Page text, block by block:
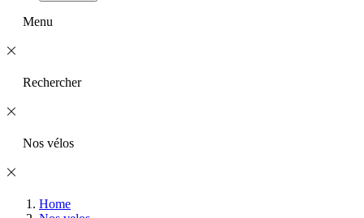
Menu
Rechercher
Nos vélos
Home